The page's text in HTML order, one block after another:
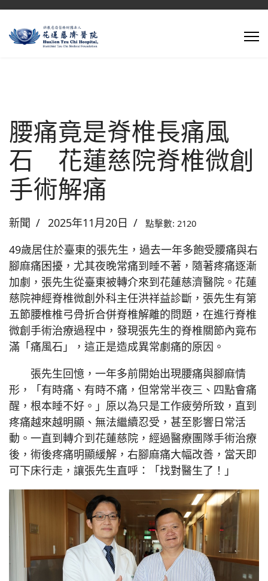
腰痛竟是脊椎長痛風
石 花蓮慈院脊椎微創
手術解痛
新聞 2025年11月20日 點擊數: 2120
49歲居住於臺東的張先生，過去一年多飽受腰痛與右
腳麻痛困擾，尤其夜晚常痛到睡不著，隨著疼痛逐漸
加劇，張先生從臺東被轉介來到花蓮慈濟醫院。花蓮
慈院神經脊椎微創外科主任洪祥益診斷，張先生有第
五節腰椎椎弓骨折合併脊椎解離的問題，在進行脊椎
微創手術治療過程中，發現張先生的脊椎關節內竟布
滿「痛風石」，這正是造成異常劇痛的原因。
張先生回憶，一年多前開始出現腰痛與腳麻情
形，「有時痛、有時不痛，但常常半夜三、四點會痛
醒，根本睡不好。」原以為只是工作疲勞所致，直到
疼痛越來越明顯、無法繼續忍受，甚至影響日常活
動。一直到轉介到花蓮慈院，經過醫療團隊手術治療
後，術後疼痛明顯緩解，右腳麻痛大幅改善，當天即
可下床行走，讓張先生直呼：「找對醫生了！」